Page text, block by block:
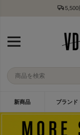
5,500
新商品 ブランド